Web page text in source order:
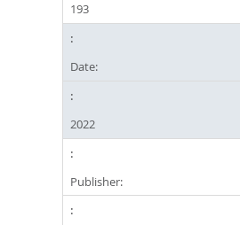
193
Date:
2022
Publisher: